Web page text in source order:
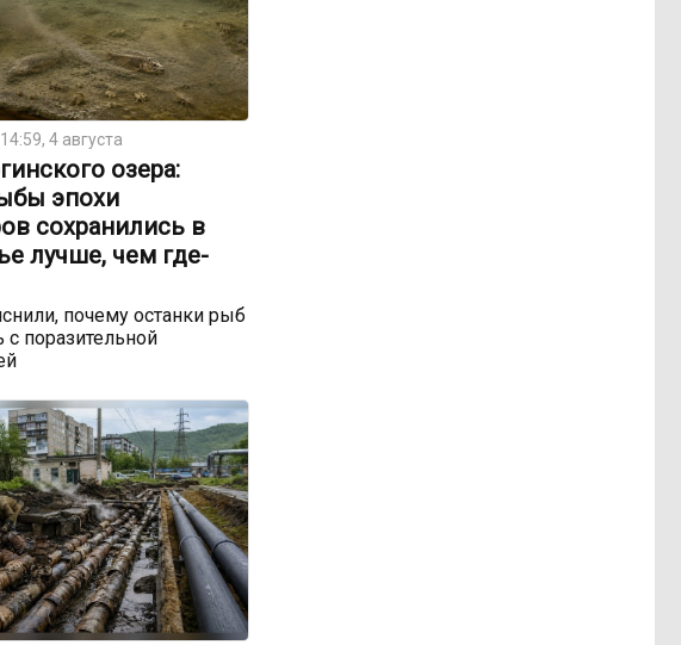
14:59, 4 августа
озера:
эпохи
сохранились в
лучше, чем где-
почему останки рыб
с поразительной